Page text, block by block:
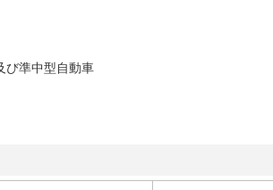
び準中型自動車